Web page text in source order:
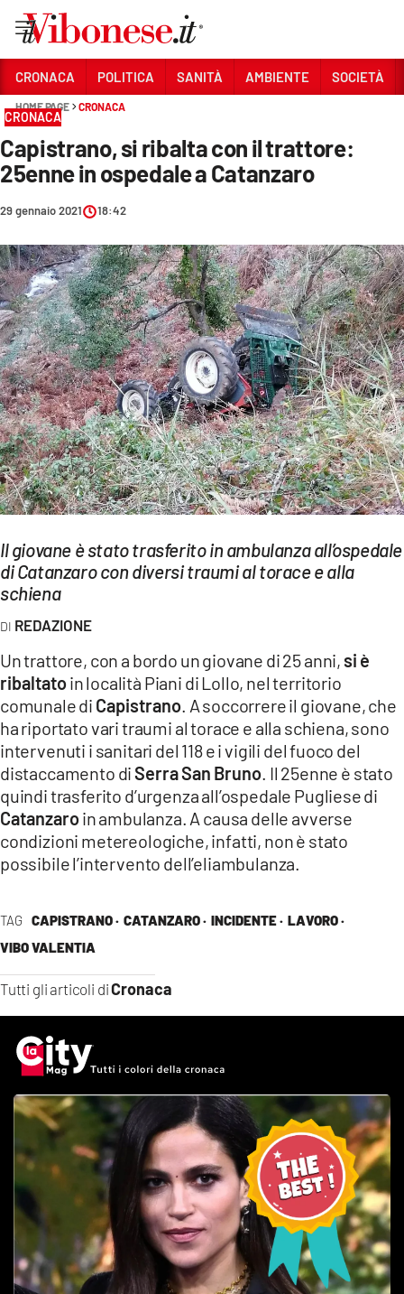
Sezioni
CRONACA
POLITICA
SANITÀ
AMBIENTE
SOCIETÀ
CULTURA
ECONOMIA E LAVORO
EVENTI
SPORT
Streaming
LAC NETWORK
LaC
Network
LACPLAY.IT
LACTV.IT
LACONAIR.IT
LACITYMAG.IT
ILREGGINO.IT
ILVIBONESE.IT
CATANZAROCHANNEL.IT
App
ANDROID
APPLE
CRONACA POLITICA SANITÀ AMBIENTE SOCIETÀ
HOME PAGE CRONACA
CRONACA
Capistrano, si ribalta con il trattore:
25enne in ospedale a Catanzaro
29 gennaio 2021 18:42
Il giovane è stato trasferito in ambulanza all’ospedale
di Catanzaro con diversi traumi al torace e alla
schiena
REDAZIONE
TAG CAPISTRANO · CATANZARO · INCIDENTE · LAVORO ·
VIBO VALENTIA
Tutti gli articoli diCronaca
Un trattore, con a bordo un giovane di 25 anni, si è
ribaltatoin località Piani di Lollo, nel territorio
comunale di Capistrano. A soccorrere il giovane, che
ha riportato vari traumi al torace e alla schiena, sono
intervenuti i sanitari del 118 e i vigili del fuoco del
distaccamento diSerra San Bruno . Il 25enne è stato
quindi trasferito d’urgenza all’ospedale Pugliese di
Catanzaroin ambulanza. A causa delle avverse
condizioni metereologiche, infatti, non è stato
possibile l’intervento dell’eliambulanza.